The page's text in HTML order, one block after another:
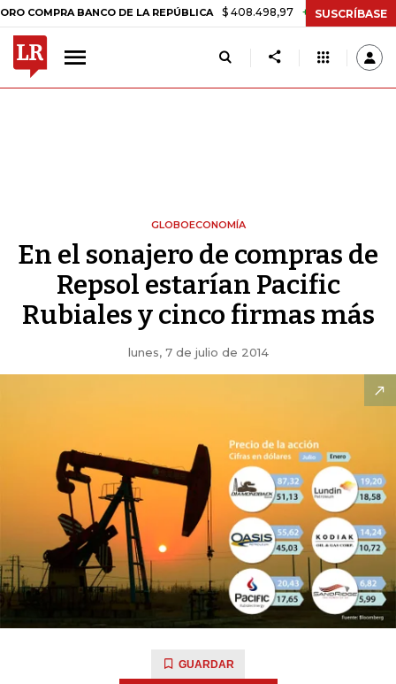
BANCO DE LA REPÚBLICA $ 408.498,97 +$ 8.753,81 +2,19%
SUSCRÍBASE
GLOBOECONOMÍA
En el sonajero de compras de
Repsol estarían Pacific
Rubiales y cinco firmas más
lunes, 7 de julio de 2014
GUARDAR